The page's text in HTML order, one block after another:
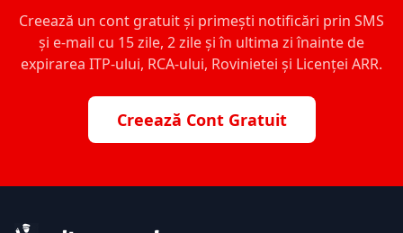
Creează un cont gratuit și primești notificări prin SMS
și e-mail cu 15 zile, 2 zile și în ultima zi înainte de
expirarea ITP-ului, RCA-ului, Rovinietei și Licenței ARR.
Creează Cont Gratuit